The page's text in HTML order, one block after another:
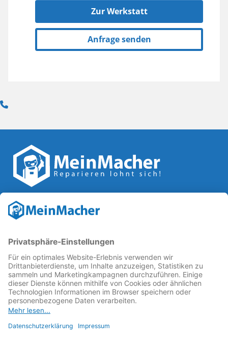
Zur Werkstatt
Anfrage senden
Reparatur Revolution
Reparatur↗ für eineReparatur Revolution
Reparaturbedingungen: Für Produkte, die sich gut
reparieren lassen, für günstigere Ersatzteile und den
Erhalt der reparierenden Betriebe und des Reparatur-
Know-hows in Deutschland.
Weitere Informationen
Fachhändler finden